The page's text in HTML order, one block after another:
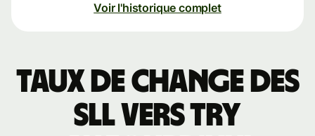
Voir l'historique complet
Taux de change des
SLL vers TRY